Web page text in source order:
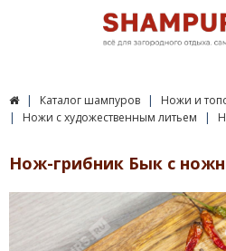
Каталог шампуров
Ножи и
Ножи с художественным литьем
Нож-грибник Бык с